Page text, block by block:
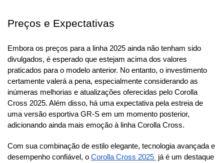
Preços e Expectativas
Embora os preços para a linha 2025 ainda não tenham sido
divulgados, é esperado que estejam acima dos valores
praticados para o modelo anterior. No entanto, o investimento
certamente valerá a pena, especialmente considerando as
inúmeras melhorias e atualizações oferecidas pelo Corolla
Cross 2025. Além disso, há uma expectativa pela estreia de
uma versão esportiva GR-S em um momento posterior,
adicionando ainda mais emoção à linha Corolla Cross.
Com sua combinação de estilo elegante, tecnologia avançada e
desempenho confiável, o Corolla Cross 2025 já é um destaque